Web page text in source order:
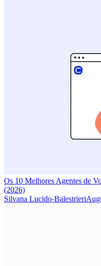
Os 10 Melhores Agentes de
(2026)
Silvana Lucido-Balestrieri